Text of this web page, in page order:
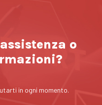
o
in ogni momento.